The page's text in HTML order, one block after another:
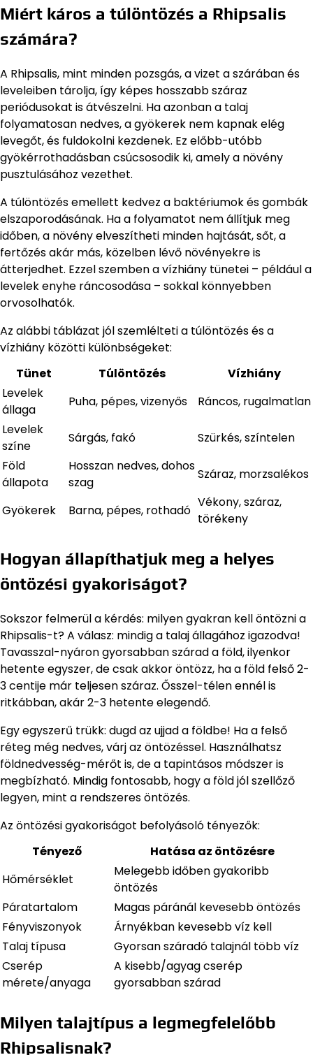
Miért káros a túlöntözés a Rhipsalis
számára?
A Rhipsalis, mint minden pozsgás, a vizet a szárában és
leveleiben tárolja, így képes hosszabb száraz
periódusokat is átvészelni. Ha azonban a talaj
folyamatosan nedves, a gyökerek nem kapnak elég
levegőt, és fuldokolni kezdenek. Ez előbb-utóbb
gyökérrothadásban csúcsosodik ki, amely a növény
pusztulásához vezethet.
A túlöntözés emellett kedvez a baktériumok és gombák
elszaporodásának. Ha a folyamatot nem állítjuk meg
időben, a növény elveszítheti minden hajtását, sőt, a
fertőzés akár más, közelben lévő növényekre is
átterjedhet. Ezzel szemben a vízhiány tünetei – például a
levelek enyhe ráncosodása – sokkal könnyebben
orvosolhatók.
Az alábbi táblázat jól szemlélteti a túlöntözés és a
vízhiány közötti különbségeket:
Tünet
Túlöntözés
Vízhiány
Levelek
állaga
Puha, pépes, vizenyős
Ráncos, rugalmatlan
Levelek
színe
Sárgás, fakó
Szürkés, színtelen
Föld
állapota
Hosszan nedves, dohos
szag
Száraz, morzsalékos
Gyökerek Barna, pépes, rothadó
Vékony, száraz,
törékeny
Hogyan állapíthatjuk meg a helyes
öntözési gyakoriságot?
Sokszor felmerül a kérdés: milyen gyakran kell öntözni a
Rhipsalis-t? A válasz: mindig a talaj állagához igazodva!
Tavasszal-nyáron gyorsabban szárad a föld, ilyenkor
hetente egyszer, de csak akkor öntözz, ha a föld felső 2-
3 centije már teljesen száraz. Ősszel-télen ennél is
ritkábban, akár 2-3 hetente elegendő.
Egy egyszerű trükk: dugd az ujjad a földbe! Ha a felső
réteg még nedves, várj az öntözéssel. Használhatsz
földnedvesség-mérőt is, de a tapintásos módszer is
megbízható. Mindig fontosabb, hogy a föld jól szellőző
legyen, mint a rendszeres öntözés.
Az öntözési gyakoriságot befolyásoló tényezők:
Tényező
Hatása az öntözésre
Hőmérséklet
Melegebb időben gyakoribb
öntözés
Páratartalom
Magas páránál kevesebb öntözés
Fényviszonyok
Árnyékban kevesebb víz kell
Talaj típusa
Gyorsan száradó talajnál több víz
Cserép
mérete/anyaga
A kisebb/agyag cserép
gyorsabban szárad
Milyen talajtípus a legmegfelelőbb
Rhipsalisnak?